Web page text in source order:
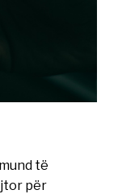
të
për